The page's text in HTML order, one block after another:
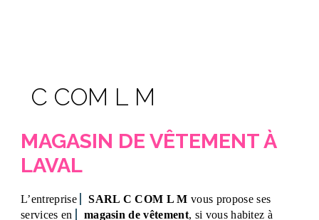
C COM L M
MAGASIN DE VÊTEMENT À
LAVAL
L’entreprise SARL C COM L M vous propose ses
services en
magasin de vêtement, si vous habitez à